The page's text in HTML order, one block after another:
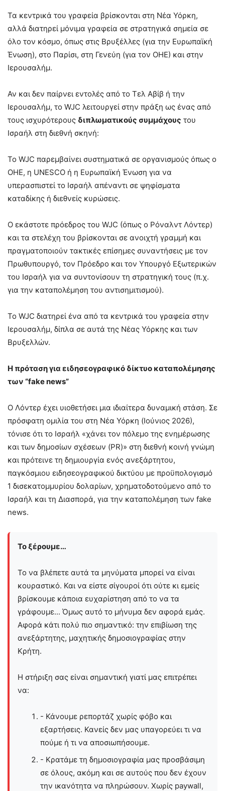
Τα κεντρικά του γραφεία βρίσκονται στη Νέα Υόρκη,
αλλά διατηρεί μόνιμα γραφεία σε στρατηγικά σημεία σε
όλο τον κόσμο, όπως στις Βρυξέλλες (για την Ευρωπαϊκή
Ένωση), στο Παρίσι, στη Γενεύη (για τον ΟΗΕ) και στην
Ιερουσαλήμ.
Αν και δεν παίρνει εντολές από το Τελ Αβίβ ή την
Ιερουσαλήμ, το WJC λειτουργεί στην πράξη ως ένας από
τους ισχυρότερους διπλωματικούς συμμάχους του
Ισραήλ στη διεθνή σκηνή:
Το WJC παρεμβαίνει συστηματικά σε οργανισμούς όπως ο
ΟΗΕ, η UNESCO ή η Ευρωπαϊκή Ένωση για να
υπερασπιστεί το Ισραήλ απέναντι σε ψηφίσματα
καταδίκης ή διεθνείς κυρώσεις.
Ο εκάστοτε πρόεδρος του WJC (όπως ο Ρόναλντ Λόντερ)
και τα στελέχη του βρίσκονται σε ανοιχτή γραμμή και
πραγματοποιούν τακτικές επίσημες συναντήσεις με τον
Πρωθυπουργό, τον Πρόεδρο και τον Υπουργό Εξωτερικών
του Ισραήλ για να συντονίσουν τη στρατηγική τους (π.χ.
για την καταπολέμηση του αντισημιτισμού).
Το WJC διατηρεί ένα από τα κεντρικά του γραφεία στην
Ιερουσαλήμ, δίπλα σε αυτά της Νέας Υόρκης και των
Βρυξελλών.
Η πρόταση για ειδησεογραφικό δίκτυο καταπολέμησης
των “fake news”
Ο Λόντερ έχει υιοθετήσει μια ιδιαίτερα δυναμική στάση. Σε
πρόσφατη ομιλία του στη Νέα Υόρκη (Ιούνιος 2026),
τόνισε ότι το Ισραήλ «χάνει τον πόλεμο της ενημέρωσης
και των δημοσίων σχέσεων (PR)» στη διεθνή κοινή γνώμη
και πρότεινε τη δημιουργία ενός ανεξάρτητου,
παγκόσμιου ειδησεογραφικού δικτύου με προϋπολογισμό
1 δισεκατομμυρίου δολαρίων, χρηματοδοτούμενο από το
Ισραήλ και τη Διασπορά, για την καταπολέμηση των fake
news.
Το ξέρουμε…
Το να βλέπετε αυτά τα μηνύματα μπορεί να είναι
κουραστικό. Και να είστε σίγουροί ότι ούτε κι εμείς
βρίσκουμε κάποια ευχαρίστηση από το να τα
γράφουμε... Όμως αυτό το μήνυμα δεν αφορά εμάς.
Αφορά κάτι πολύ πιο σημαντικό: την επιβίωση της
ανεξάρτητης, μαχητικής δημοσιογραφίας στην
Kρήτη.
Η στήριξη σας είναι σημαντική γιατί μας επιτρέπει
να:
- Κάνουμε ρεπορτάζ χωρίς φόβο και
εξαρτήσεις. Κανείς δεν μας υπαγορεύει τι να
πούμε ή τι να αποσιωπήσουμε.
- Κρατάμε τη δημοσιογραφία μας προσβάσιμη
σε όλους, ακόμη και σε αυτούς που δεν έχουν
την ικανότητα να πληρώσουν. Χωρίς paywall,